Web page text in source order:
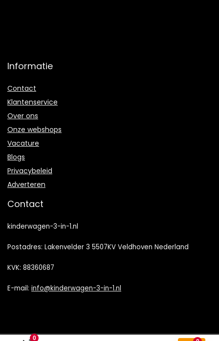
0
Informatie
Contact
Klantenservice
Over ons
Onze webshops
Vacature
Blogs
Privacybeleid
Adverteren
Contact
kinderwagen-3-in-1.nl
Postadres: Lakenvelder 3 5507KV Veldhoven Nederland
KVK: 88360687
E-mail: info@kinderwagen-3-in-1.nl